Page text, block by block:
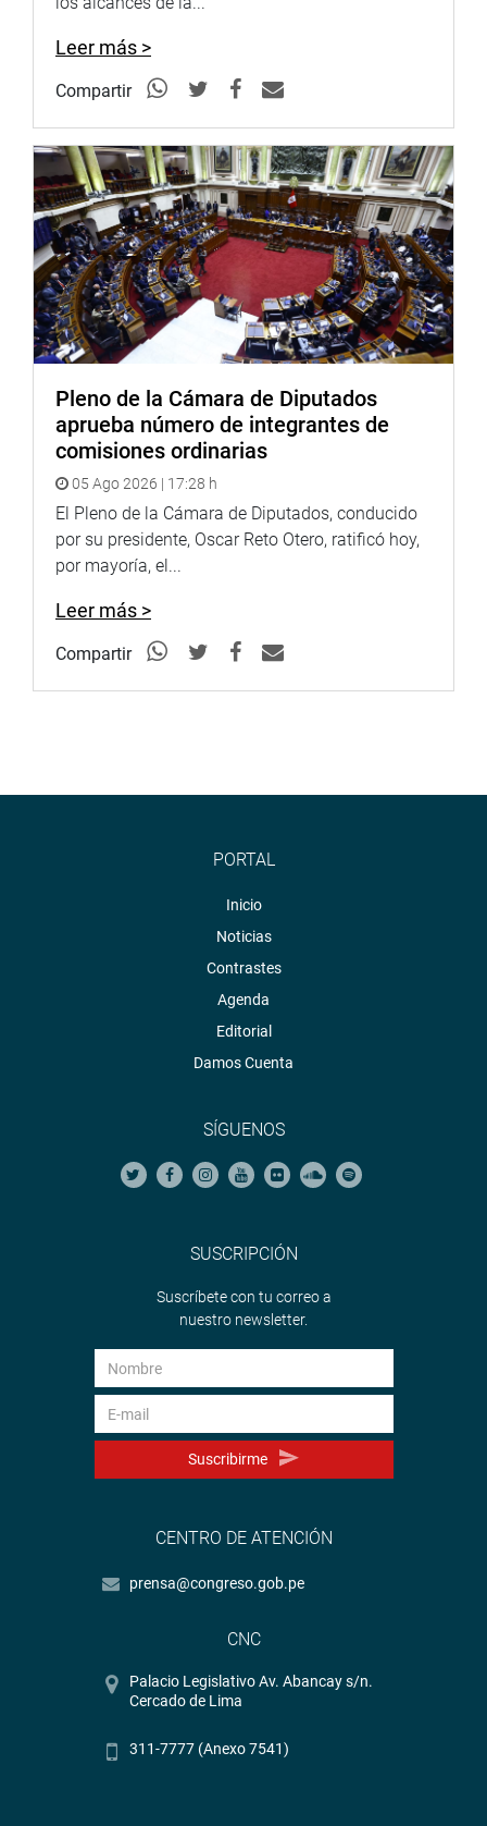
Leer más >
Compartir
Pleno de la Cámara de Diputados
aprueba número de integrantes de
comisiones ordinarias
05 Ago 2026 | 17:28 h
El Pleno de la Cámara de Diputados, conducido
por su presidente, Oscar Reto Otero, ratificó hoy,
por mayoría, el...
Leer más >
Compartir
PORTAL
Inicio
Noticias
Contrastes
Agenda
Editorial
Damos Cuenta
SÍGUENOS
SUSCRIPCIÓN
Suscríbete con tu correo a
nuestro newsletter.
Suscribirme
CENTRO DE ATENCIÓN
prensa@congreso.gob.pe
CNC
Palacio Legislativo Av. Abancay s/n.
Cercado de Lima
311-7777 (Anexo 7541)